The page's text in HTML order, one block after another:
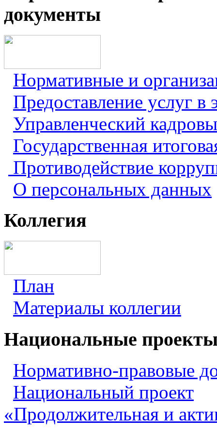
документы
Нормативные и
Предоставление услуг в
Управленческий
Государственная
Противодействие
О персональных данных
Коллегия
План
Материалы коллегии
Национальные
Нормативно-правовые
Национальный проект
«Продолжительная и